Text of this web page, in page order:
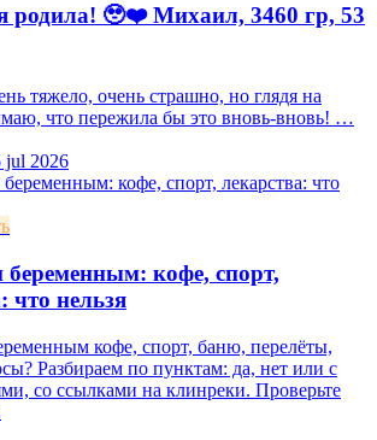
родила! 🥹❤️ Михаил, 3460 гр, 53
тяжело, очень страшно, но глядя на
что пережила бы это вновь-вновь! …
jul 2026
кофе, спорт,
что нельзя
кофе, спорт, баню, перелёты,
Разбираем по пунктам: да, нет или с
со ссылками на клинреки. Проверьте